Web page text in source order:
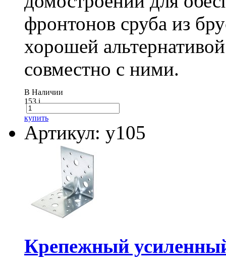
фронтонов сруба из
хорошей
совместно с ними.
В Наличии
153i
купить
Артикул: у105
Крепежный